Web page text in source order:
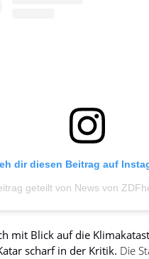
dir diesen Beitrag auf
mit Blick auf die
scharf in der Kritik. Die